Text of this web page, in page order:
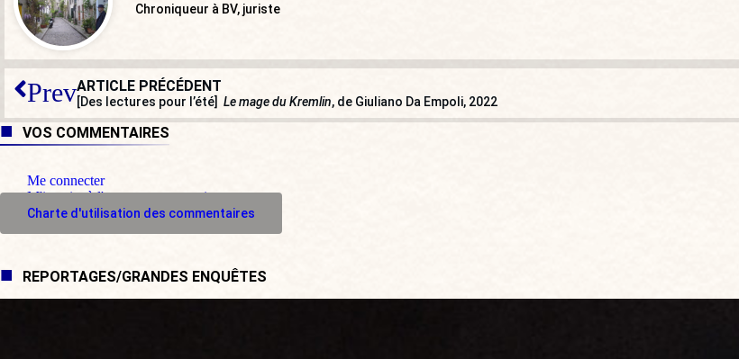
Chroniqueur à BV, juriste
PrevARTICLE PRÉCÉDENT
[Des lectures pour l’été] Le mage du Kremlin, de Giuliano Da Empoli, 2022
VOS COMMENTAIRES
Me connecter
M'inscrire à l'espace commentaire
Charte d'utilisation des commentaires
REPORTAGES/GRANDES ENQUÊTES